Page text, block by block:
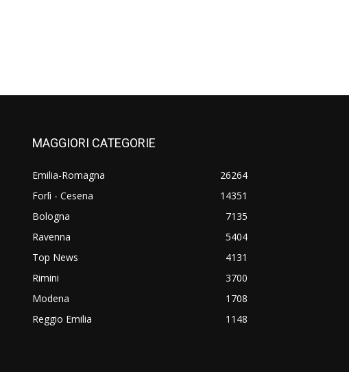
MAGGIORI CATEGORIE
Emilia-Romagna
26264
Forlì - Cesena
14351
Bologna
7135
Ravenna
5404
Top News
4131
Rimini
3700
Modena
1708
Reggio Emilia
1148